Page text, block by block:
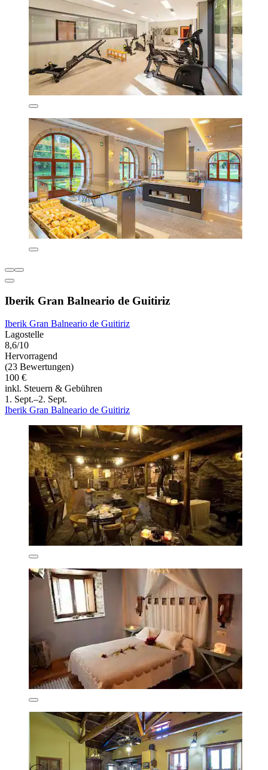
Iberik Gran Balneario de Guitiriz
Iberik Gran Balneario de Guitiriz
Lagostelle
8,6/10
Hervorragend
(23 Bewertungen)
100 €
inkl. Steuern & Gebühren
1. Sept.–2. Sept.
Iberik Gran Balneario de Guitiriz